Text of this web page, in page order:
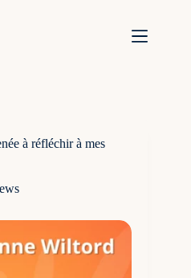
à réfléchir à mes